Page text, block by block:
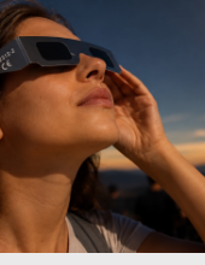
Gastronomía
Escenarios
Sostenibilidad